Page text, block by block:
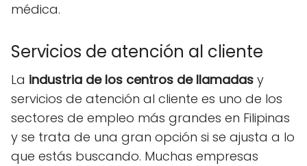
médica.
Servicios de atención al cliente
La industria de los centros de llamadas y
servicios de atención al cliente es uno de los
sectores de empleo más grandes en Filipinas
y se trata de una gran opción si se ajusta a lo
que estás buscando. Muchas empresas